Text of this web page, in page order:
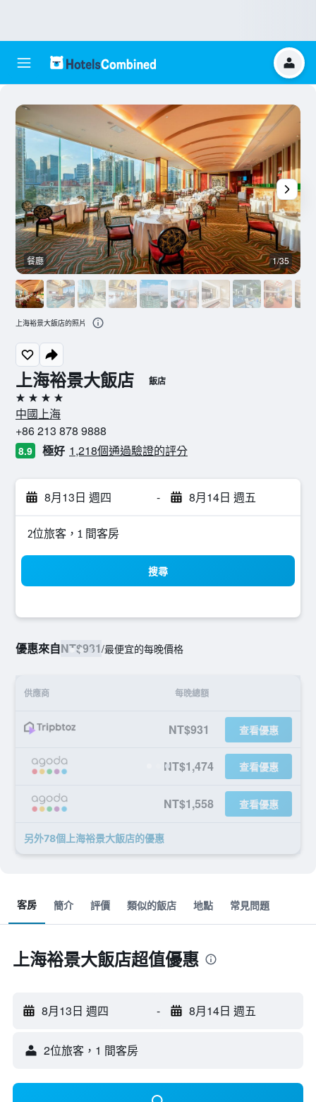
上海裕景大飯店 飯店
4星級
中國上海
+86 213 878 9888
8.9 極好 1,218個通過驗證的評分
8月13日 週四 - 8月14日 週五
2位旅客，1 間客房
搜尋
優惠來自NT$931/最便宜的每晚價格
供應商 每晚總額
NT$931 查看優惠
NT$1,474 查看優惠
NT$1,558 查看優惠
另外78個上海裕景大飯店​的優惠
餐廳 1/35
上海裕景大飯店的照片
客房 簡介 評價 類似的飯店 地點 常見問題
上海裕景大飯店超值優惠
8月13日 週四 - 8月14日 週五
2位旅客，1 間客房